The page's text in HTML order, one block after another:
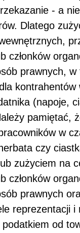
- a
Dlatego
członków
prawnych, w
kontrahentów
(napoje,
pamiętać,
w
czy
zużyciem na
członków
prawnych
reprezentacji i
od